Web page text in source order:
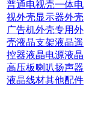
普通电视壳一体电
视外壳显示器外壳
广告机外壳专用外
壳液晶支架液晶遥
控器液晶电源液晶
高压板喇叭扬声器
液晶线材其他配件